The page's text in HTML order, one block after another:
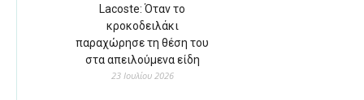
Lacoste: Όταν το
κροκοδειλάκι
παραχώρησε τη θέση του
στα απειλούμενα είδη
23 Ιουλίου 2026